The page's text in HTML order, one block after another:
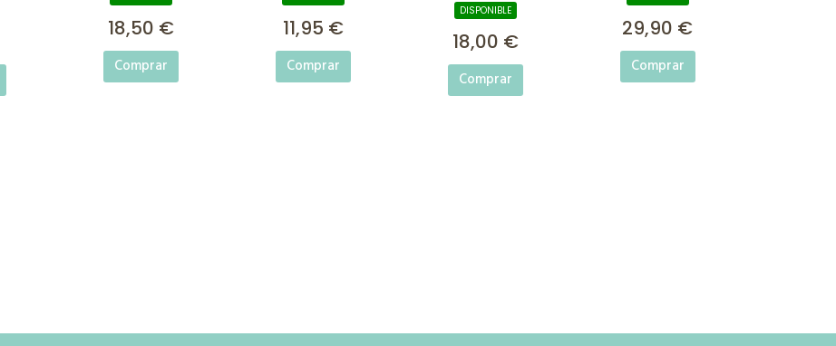
18,50 €
Comprar
11,95 €
Comprar
DISPONIBLE
18,00 €
Comprar
29,90 €
Comprar